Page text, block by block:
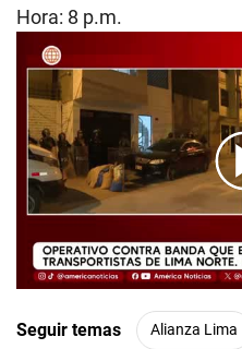
Hora: 8 p.m.
00:00/04:53
Seguir temas Alianza Lima